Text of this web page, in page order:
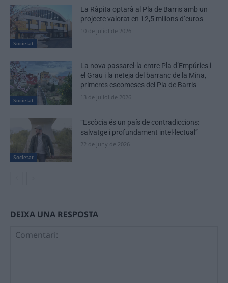
Societat
La Ràpita optarà al Pla de Barris amb un
projecte valorat en 12,5 milions d’euros
10 de juliol de 2026
Societat
La nova passarel·la entre Pla d’Empúries i
el Grau i la neteja del barranc de la Mina,
primeres escomeses del Pla de Barris
13 de juliol de 2026
Societat
“Escòcia és un país de contradiccions:
salvatge i profundament intel·lectual”
22 de juny de 2026
DEIXA UNA RESPOSTA